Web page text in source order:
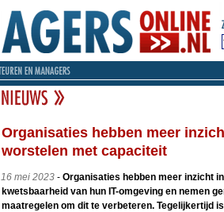
Organisaties hebben meer
worstelen met capaciteit
16 mei 2023- Organisaties hebben meer inzicht
kwetsbaarheid van hun IT-omgeving en nemen
maatregelen om dit te verbeteren. Tegelijkertijd is